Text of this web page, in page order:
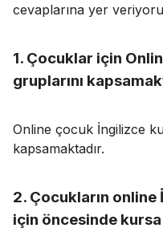
cevaplarına yer
1. Çocuklar için
gruplarını
Online çocuk İngilizce
kapsamaktadır.
2. Çocukların
için öncesinde